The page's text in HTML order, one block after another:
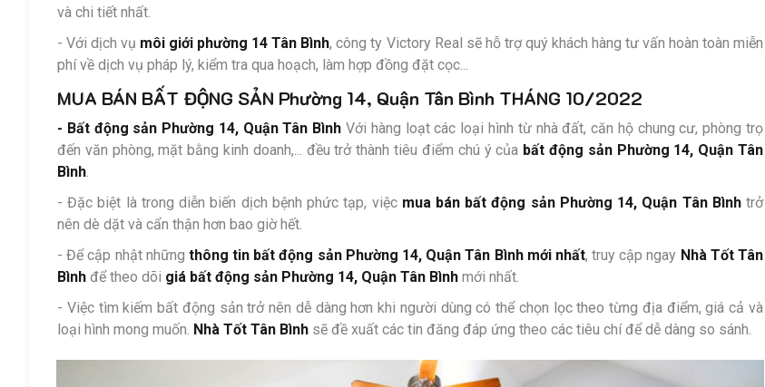
và chi tiết nhất.
- Với dịch vụ môi giới phường 14 Tân Bình, công ty Victory Real sẽ hỗ trợ quý khách hàng tư vấn hoàn toàn miễn
phí về dịch vụ pháp lý, kiểm tra qua hoạch, làm hợp đồng đặt cọc...
MUA BÁN BẤT ĐỘNG SẢN Phường 14, Quận Tân Bình THÁNG 10/2022
- Bất động sản Phường 14, Quận Tân Bình Với hàng loạt các loại hình từ nhà đất, căn hộ chung cư, phòng trọ
đến văn phòng, mặt bằng kinh doanh,... đều trở thành tiêu điểm chú ý của bất động sản Phường 14, Quận Tân
Bình.
- Đặc biệt là trong diễn biến dịch bệnh phức tạp, việc mua bán bất động sản Phường 14, Quận Tân Bìnhtrở
nên dè dặt và cẩn thận hơn bao giờ hết.
- Để cập nhật những thông tin bất động sản Phường 14, Quận Tân Bình mới nhất, truy cập ngay Nhà Tốt Tân
Bình để theo dõi giá bất động sản Phường 14, Quận Tân Bình mới nhất.
- Việc tìm kiếm bất động sản trở nên dễ dàng hơn khi người dùng có thể chọn lọc theo từng địa điểm, giá cả và
loại hình mong muốn. Nhà Tốt Tân Bình sẽ đề xuất các tin đăng đáp ứng theo các tiêu chí để dễ dàng so sánh.